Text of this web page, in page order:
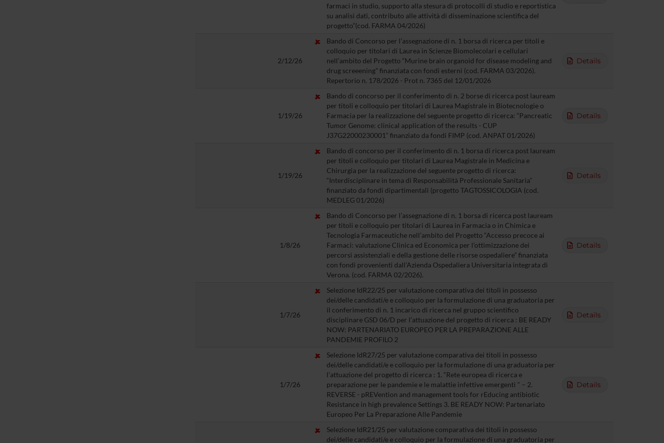
farmaci in studio, supporto alla stesura di protocolli di studio e reportistica
su analisi dati, contributo alle attività di disseminazione scientifica del
progetto”(cod. FARMA 04/2026)
2/12/26
Bando di Concorso per l’assegnazione di n. 1 borsa di ricerca per titoli e
colloquio per titolari di Laurea in Scienze Biomolecolari e cellulari
nell’ambito del Progetto “Murine brain organoid for disease modeling and
drug screeening” finanziata con fondi esterni (cod. FARMA 03/2026).
Repertorio n. 178/2026 - Prot n. 7365 del 12/01/2026
Details
1/19/26
Bando di concorso per il conferimento di n. 2 borse di ricerca post lauream
per titoli e colloquio per titolari di Laurea Magistrale in Biotecnologie o
Farmacia per la realizzazione del seguente progetto di ricerca: “Pancreatic
Tumor Genome: clinical application of the results - CUP
J37G22000230001” finanziato da fondi FIMP (cod. ANPAT 01/2026)
Details
1/19/26
Bando di concorso per il conferimento di n. 1 borsa di ricerca post lauream
per titoli e colloquio per titolari di Laurea Magistrale in Medicina e
Chirurgia per la realizzazione del seguente progetto di ricerca:
“Interdisciplinare in tema di Responsabilità Professionale Sanitaria”
finanziato da fondi dipartimentali (progetto TAGTOSSICOLOGIA (cod.
MEDLEG 01/2026)
Details
1/8/26
Bando di Concorso per l’assegnazione di n. 1 borsa di ricerca post lauream
per titoli e colloquio per titolari di Laurea in Farmacia o in Chimica e
Tecnologia Farmaceutiche nell’ambito del Progetto “Accesso precoce ai
Farmaci: valutazione Clinica ed Economica per l’ottimizzazione dei
percorsi assistenziali e della gestione delle risorse ospedaliere” finanziata
con fondi provenienti dall’Azienda Ospedaliera Universitaria integrata di
Verona. (cod. FARMA 02/2026).
Details
1/7/26
Selezione IdR22/25 per valutazione comparativa dei titoli in possesso
dei/delle candidati/e e colloquio per la formulazione di una graduatoria per
il conferimento di n. 1 incarico di ricerca nel gruppo scientifico
disciplinare GSD 06/D per l’attuazione del progetto di ricerca : BE READY
NOW: PARTENARIATO EUROPEO PER LA PREPARAZIONE ALLE
PANDEMIE PROFILO 2
Details
1/7/26
Selezione IdR27/25 per valutazione comparativa dei titoli in possesso
dei/delle candidati/e e colloquio per la formulazione di una graduatoria per
l’attuazione del progetto di ricerca : 1. “Rete europea di ricerca e
preparazione per le pandemie e le malattie infettive emergenti " – 2.
REVERSE - pREVention and management tools for rEducing antibiotic
Resistance in high prevalence Settings 3. BE READY NOW: Partenariato
Europeo Per La Preparazione Alle Pandemie
Details
Selezione IdR21/25 per valutazione comparativa dei titoli in possesso
dei/delle candidati/e e colloquio per la formulazione di una graduatoria per